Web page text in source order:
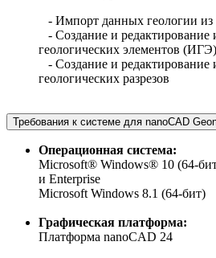
- Импорт данных геологии из
- Создание и редактирование
геологических элементов (ИГЭ)
- Создание и редактирование
геологических разрезов
Требования к системе для nanoCAD
Операционная система:
Microsoft® Windows® 10 (64-
и Enterprise
Microsoft Windows 8.1 (64-бит)
Графическая платформа:
Платформа nanoCAD 24